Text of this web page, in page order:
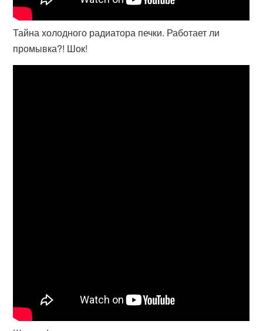
Тайна холодного радиатора печки. Работает ли
промывка?! Шок!